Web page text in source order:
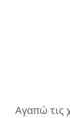
Αγαπώ τις